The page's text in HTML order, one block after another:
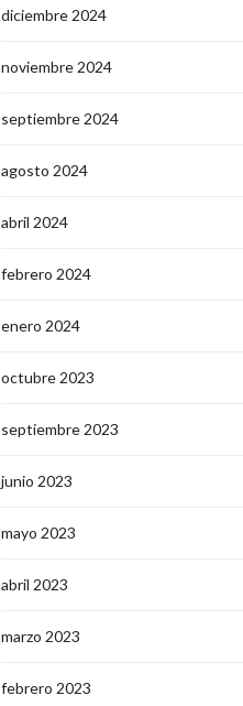
diciembre 2024
noviembre 2024
septiembre 2024
agosto 2024
abril 2024
febrero 2024
enero 2024
octubre 2023
septiembre 2023
junio 2023
mayo 2023
abril 2023
marzo 2023
febrero 2023